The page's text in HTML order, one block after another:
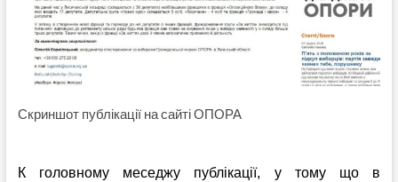
Скриншот публікації на сайті ОПОРА
К головному меседжу публікації, у тому що в